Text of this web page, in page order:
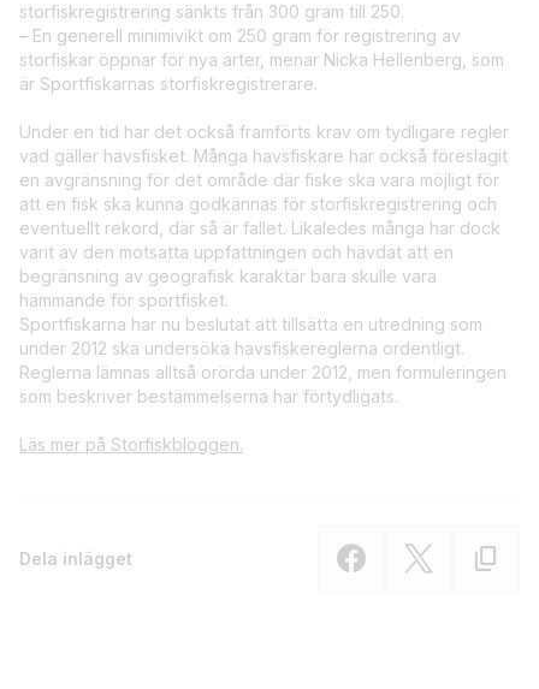
storfiskregistrering sänkts från 300 gram till 250.
– En generell minimivikt om 250 gram för registrering av
storfiskar öppnar för nya arter, menar Nicka Hellenberg, som
är Sportfiskarnas storfiskregistrerare.
Under en tid har det också framförts krav om tydligare regler
vad gäller havsfisket. Många havsfiskare har också föreslagit
en avgränsning för det område där fiske ska vara möjligt för
att en fisk ska kunna godkännas för storfiskregistrering och
eventuellt rekord, där så är fallet. Likaledes många har dock
varit av den motsatta uppfattningen och hävdat att en
begränsning av geografisk karaktär bara skulle vara
hämmande för sportfisket.
Sportfiskarna har nu beslutat att tillsätta en utredning som
under 2012 ska undersöka havsfiskereglerna ordentligt.
Reglerna lämnas alltså orörda under 2012, men formuleringen
som beskriver bestämmelserna har förtydligats.
Läs mer på Storfiskbloggen.
Dela inlägget